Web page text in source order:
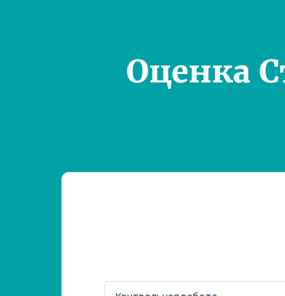
Оценка